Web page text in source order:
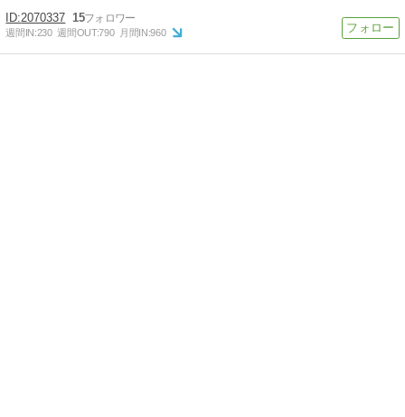
2070337 15
週間IN:230 週間OUT:790 月間IN:960